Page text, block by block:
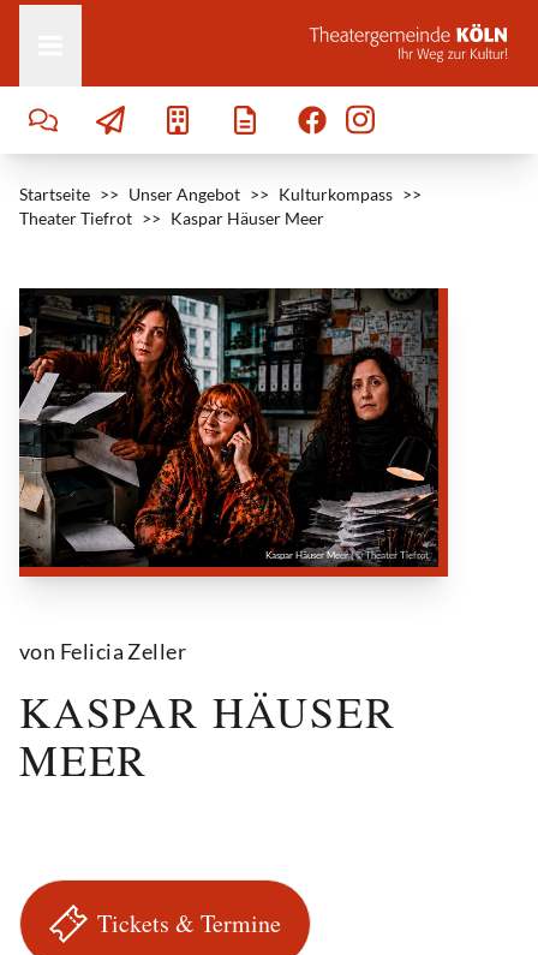
Zum Inhalt springen
Startseite >> Unser Angebot >> Kulturkompass >>
Theater Tiefrot >> Kaspar Häuser Meer
von Felicia Zeller
KASPAR HÄUSER
MEER
Tickets & Termine
Kaspar Häuser Meer| © Theater Tiefrot